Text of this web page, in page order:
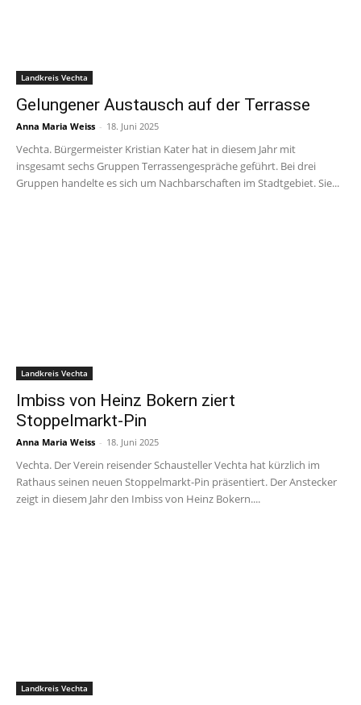
Landkreis Vechta
Gelungener Austausch auf der Terrasse
Anna Maria Weiss - 18. Juni 2025
Vechta. Bürgermeister Kristian Kater hat in diesem Jahr mit
insgesamt sechs Gruppen Terrassengespräche geführt. Bei drei
Gruppen handelte es sich um Nachbarschaften im Stadtgebiet. Sie...
Landkreis Vechta
Imbiss von Heinz Bokern ziert
Stoppelmarkt-Pin
Anna Maria Weiss - 18. Juni 2025
Vechta. Der Verein reisender Schausteller Vechta hat kürzlich im
Rathaus seinen neuen Stoppelmarkt-Pin präsentiert. Der Anstecker
zeigt in diesem Jahr den Imbiss von Heinz Bokern....
Landkreis Vechta